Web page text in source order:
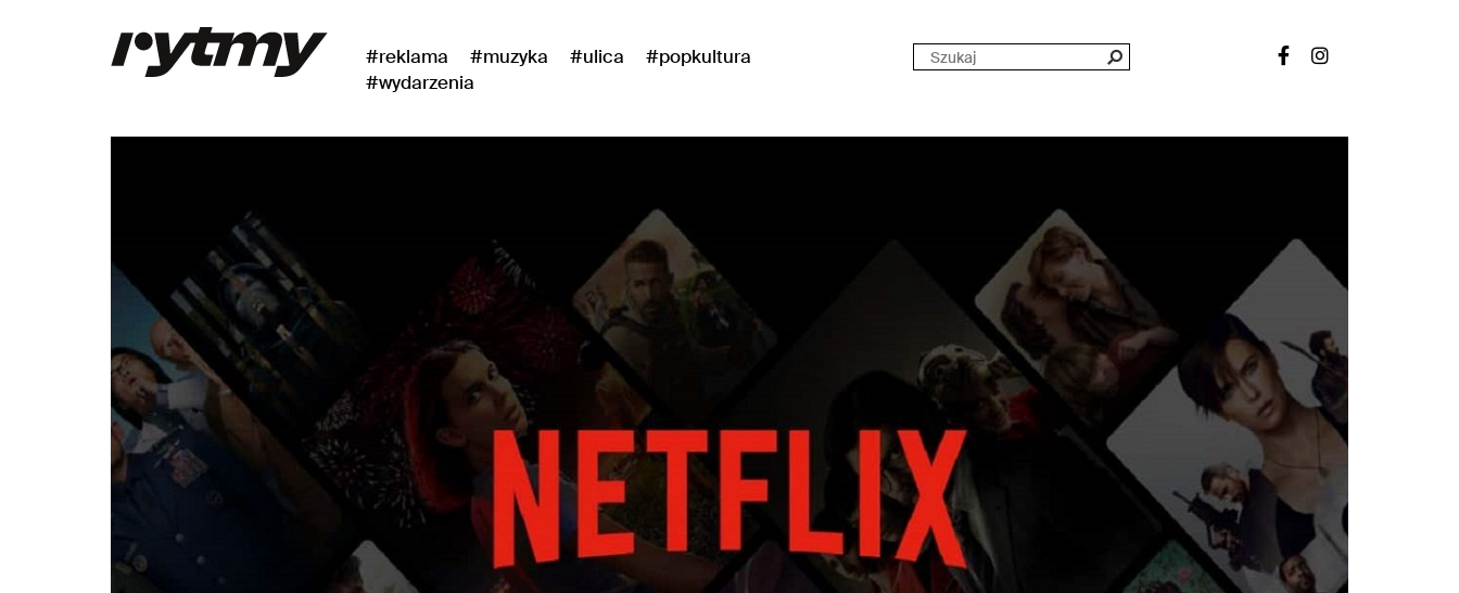
#reklama #muzyka #ulica
#popkultura
#wydarzenia